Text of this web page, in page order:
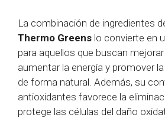
La combinación de ingredientes
Thermo Greens lo convierte en
para aquellos que buscan
aumentar la energía y promover
de forma natural. Además, su
antioxidantes favorece la
protege las células del daño